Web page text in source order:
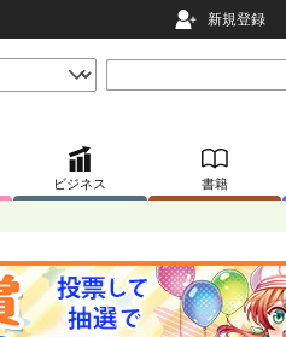
新規登録
ビジネス 書籍